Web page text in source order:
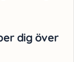
dig över